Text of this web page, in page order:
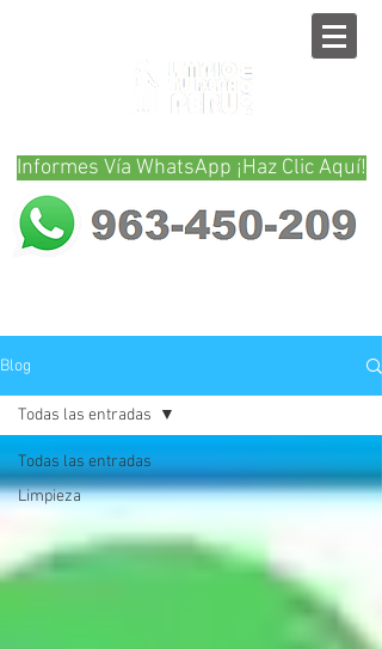
Informes Vía WhatsApp ¡Haz Clic Aquí!
Blog
Todas las entradas
Limpieza
Todas las entradas